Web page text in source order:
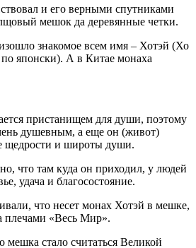
и его верными спутниками
мешок да деревянные четки.
знакомое всем имя – Хотэй (Хо
японски). А в Китае монаха
пристанищем для души, поэтому
душевным, а еще он (живот)
щедрости и широты души.
что там куда он приходил, у людей
удача и благосостояние.
что несет монах Хотэй в мешке,
плечами «Весь Мир».
мешка стало считаться Великой